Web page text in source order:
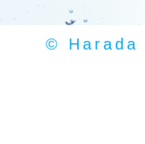
© Harada